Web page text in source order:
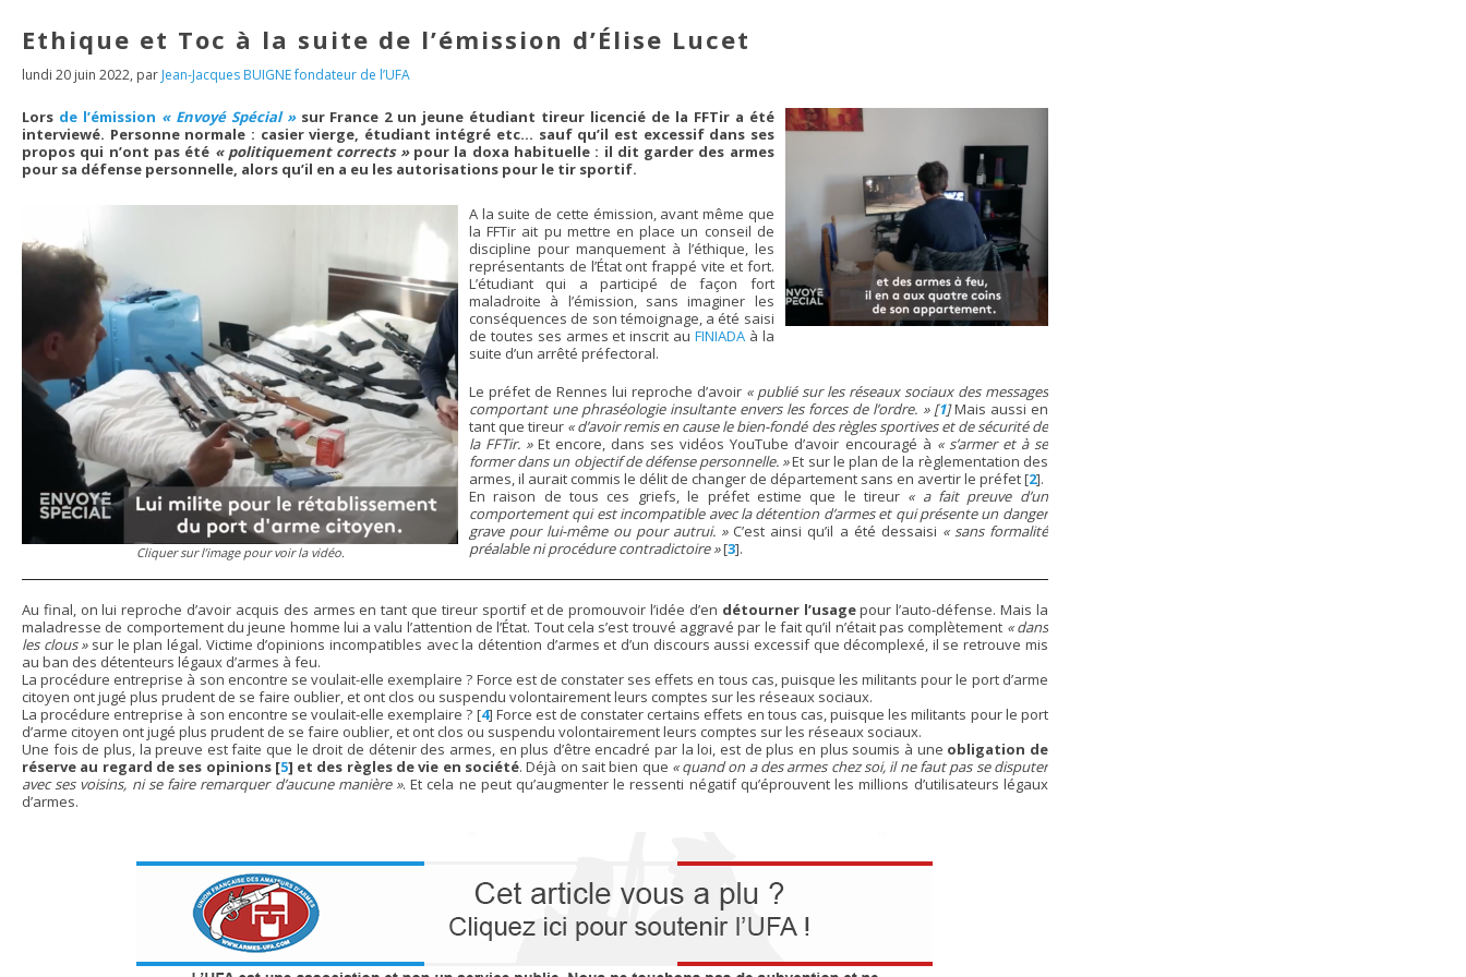
Ethique et Toc à la suite de l’émission d’Élise Lucet
lundi 20 juin 2022, par Jean-Jacques BUIGNE fondateur de l’UFA
Lors de l’émission « Envoyé Spécial »sur France 2 un jeune étudiant tireur licencié de la FFTir a été
interviewé. Personne normale : casier vierge, étudiant intégré etc… sauf qu’il est excessif dans ses
propos qui n’ont pas été « politiquement corrects »pour la doxa habituelle : il dit garder des armes
pour sa défense personnelle, alors qu’il en a eu les autorisations pour le tir sportif.
Cliquer sur l’image pour voir la vidéo.
A la suite de cette émission, avant même que
la FFTir ait pu mettre en place un conseil de
discipline pour manquement à l’éthique, les
représentants de l’État ont frappé vite et fort.
L’étudiant qui a participé de façon fort
maladroite à l’émission, sans imaginer les
conséquences de son témoignage, a été saisi
de toutes ses armes et inscrit auFINIADA à la
suite d’un arrêté préfectoral.
Le préfet de Rennes lui reproche d’avoir « publié sur les réseaux sociaux des messages
comportant une phraséologie insultante envers les forces de l’ordre. »[1]Mais aussi en
tant que tireur « d’avoir remis en cause le bien-fondé des règles sportives et de sécurité de
la FFTir. »Et encore, dans ses vidéos YouTube d’avoir encouragé à « s’armer et à se
former dans un objectif de défense personnelle. »Et sur le plan de la règlementation des
armes, il aurait commis le délit de changer de département sans en avertir le préfet[2].
En raison de tous ces griefs, le préfet estime que le tireur « a fait preuve d’un
comportement qui est incompatible avec la détention d’armes et qui présente un danger
grave pour lui-même ou pour autrui. »C’est ainsi qu’il a été dessaisi « sans formalité
préalable ni procédure contradictoire »[3].
Au final, on lui reproche d’avoir acquis des armes en tant que tireur sportif et de promouvoir l’idée d’en détourner l’usagepour l’auto-défense. Mais la
maladresse de comportement du jeune homme lui a valu l’attention de l’État. Tout cela s’est trouvé aggravé par le fait qu’il n’était pas complètement « dans
les clous »sur le plan légal. Victime d’opinions incompatibles avec la détention d’armes et d’un discours aussi excessif que décomplexé, il se retrouve mis
au ban des détenteurs légaux d’armes à feu.
La procédure entreprise à son encontre se voulait-elle exemplaire ? Force est de constater ses effets en tous cas, puisque les militants pour le port d’arme
citoyen ont jugé plus prudent de se faire oublier, et ont clos ou suspendu volontairement leurs comptes sur les réseaux sociaux.
La procédure entreprise à son encontre se voulait-elle exemplaire ? [4] Force est de constater certains effets en tous cas, puisque les militants pour le port
d’arme citoyen ont jugé plus prudent de se faire oublier, et ont clos ou suspendu volontairement leurs comptes sur les réseaux sociaux.
Une fois de plus, la preuve est faite que le droit de détenir des armes, en plus d’être encadré par la loi, est de plus en plus soumis à une obligation de
réserve au regard de ses opinions[5] et des règles de vie en société. Déjà on sait bien que « quand on a des armes chez soi, il ne faut pas se disputer
avec ses voisins, ni se faire remarquer d’aucune manière ». Et cela ne peut qu’augmenter le ressenti négatif qu’éprouvent les millions d’utilisateurs légaux
d’armes.